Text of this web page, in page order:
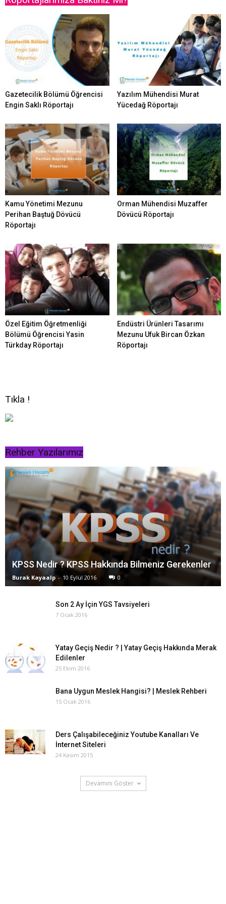
Gazetecilik Bölümü Öğrencisi
Engin Saklı Röportajı
Yazılım Mühendisi Murat
Yücedağ Röportajı
Kamu Yönetimi Mezunu
Perihan Baştuğ Dövücü
Röportajı
Orman Mühendisi Muzaffer
Dövücü Röportajı
Özel Eğitim Öğretmenliği
Bölümü Öğrencisi Yasin
Türkday Röportajı
Endüstri Ürünleri Tasarımı
Mezunu Ufuk Bircan Özkan
Röportajı
Tıkla !
Rehber Yazılarımız
KPSS Nedir ? KPSS Hakkında Bilmeniz Gerekenler
Burak Kayaalp - 10 Eylül 2016 0
Son 2 Ay İçin YGS Tavsiyeleri
7 Ocak 2016
Yatay Geçiş Nedir ? | Yatay Geçiş Hakkında Merak
Edilenler
25 Ekim 2016
Bana Uygun Meslek Hangisi? | Meslek Rehberi
15 Ocak 2016
Ders Çalışabileceğiniz Youtube Kanalları Ve
İnternet Siteleri
24 Kasım 2015
Devamını Göster